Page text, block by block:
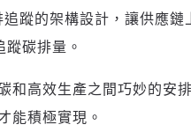
的驗證碼
作禮物
NT49 元
蹤的架構設計，讓供應鏈
碳排量。
和高效生產之間巧妙的安
能積極實現。
留言文字開放引用
員專屬內容
導文章